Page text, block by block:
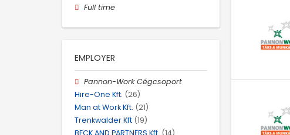
Full time
EMPLOYER
Pannon-Work Cégcsoport
Hire-One Kft. (26)
Man at Work Kft. (21)
Trenkwalder Kft (19)